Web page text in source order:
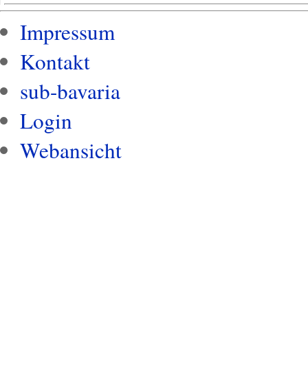
Impressum
Kontakt
sub-bavaria
Login
Webansicht